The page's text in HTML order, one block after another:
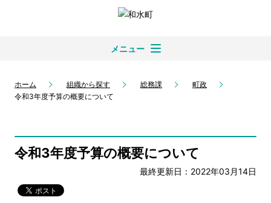
メニュー
ホーム 組織から探す 総務課
町政
令和3年度予算の概要について
令和3年度予算の概要について
最終更新日：2022年03月14日